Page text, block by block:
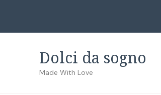
Dolci da sogno
Made With Love